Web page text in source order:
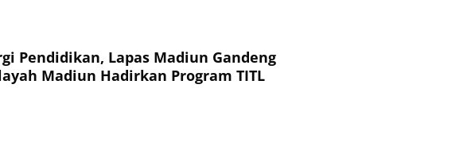
Pendidikan, Lapas Madiun Gandeng
Madiun Hadirkan Program TITL